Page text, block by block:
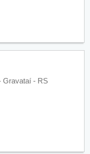
Gravataí - RS